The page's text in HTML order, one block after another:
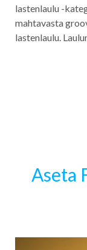
lastenlaulu -
mahtavasta
lastenlaulu.
Aseta